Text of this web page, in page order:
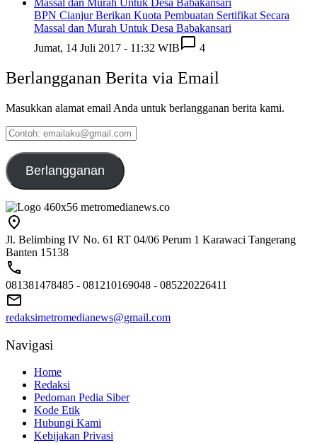
BPN Cianjur Berikan Kuota Pembuatan Sertifikat Secara
Massal dan Murah Untuk Desa Babakansari
Jumat, 14 Juli 2017 - 11:32 WIB
4
Berlangganan Berita via Email
Masukkan alamat email Anda untuk berlangganan berita kami.
Contoh:
emailaku@gmail.com
Berlangganan
Jl. Belimbing IV No. 61 RT 04/06 Perum 1 Karawaci Tangerang
Banten 15138
081381478485 - 081210169048 - 085220226411
redaksimetromedianews@gmail.com
Navigasi
Home
Redaksi
Pedoman Pedia Siber
Kode Etik
Hubungi Kami
Kebijakan Privasi